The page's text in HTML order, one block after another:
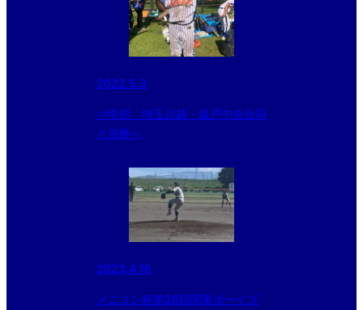
2022.5.3
小学部 埼玉川越・坂戸中央合同
と決勝へ
2023.4.16
メニコン杯第26回関東ボーイズ